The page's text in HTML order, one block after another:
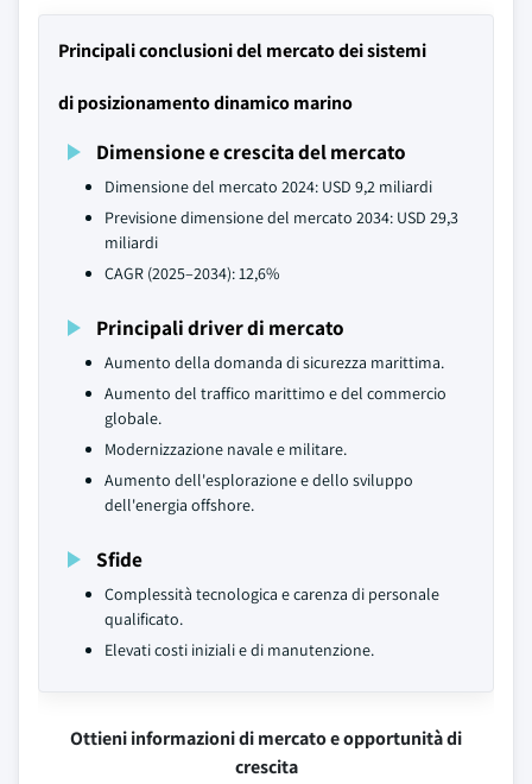
Principali conclusioni del mercato dei sistemi
di posizionamento dinamico marino
Dimensione e crescita del mercato
Dimensione del mercato 2024: USD 9,2 miliardi
Previsione dimensione del mercato 2034: USD 29,3
miliardi
CAGR (2025–2034): 12,6%
Principali driver di mercato
Aumento della domanda di sicurezza marittima.
Aumento del traffico marittimo e del commercio
globale.
Modernizzazione navale e militare.
Aumento dell'esplorazione e dello sviluppo
dell'energia offshore.
Sfide
Complessità tecnologica e carenza di personale
qualificato.
Elevati costi iniziali e di manutenzione.
Ottieni informazioni di mercato e opportunità di
crescita